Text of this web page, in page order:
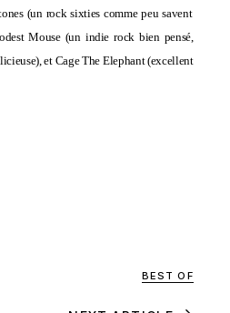
(un rock sixties comme peu savent
Mouse(un indie rock bien pensé,
et Cage The Elephant(excellent
BEST OF